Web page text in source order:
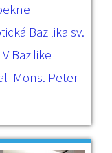
Bazilika sv.
Bazilike
Mons. Peter